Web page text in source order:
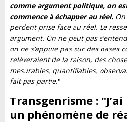
comme argument politique, on
commence à échapper au réel.
perdent prise face au réel. Le
argument. On ne peut pas
on ne s’appuie pas sur des bases
relèveraient de la raison, des
mesurables, quantifiables,
fait pas partie."
Transgenrisme :
un phénomène de